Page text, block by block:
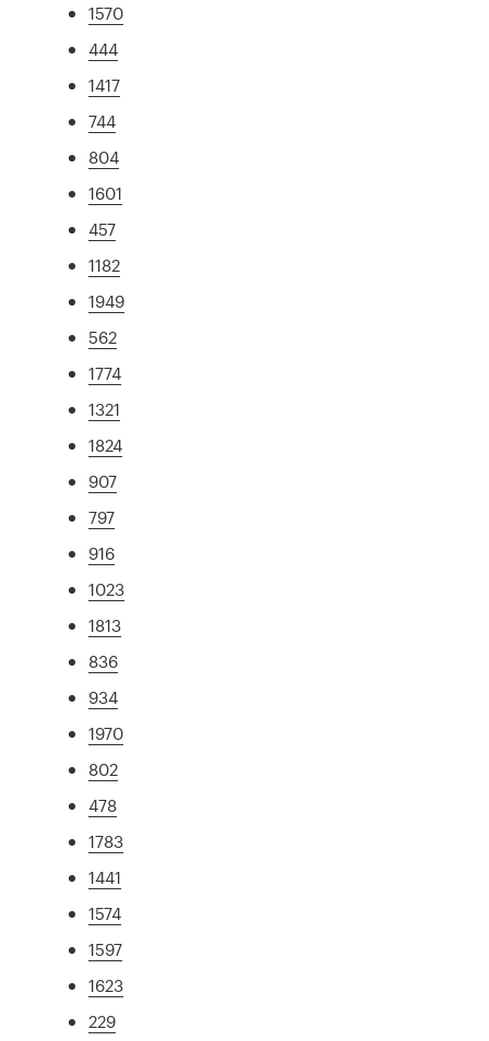
1570
444
1417
744
804
1601
457
1182
1949
562
1774
1321
1824
907
797
916
1023
1813
836
934
1970
802
478
1783
1441
1574
1597
1623
229